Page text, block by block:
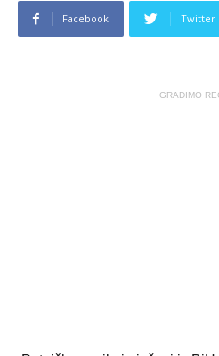
Facebook Twitter
GRADIMO